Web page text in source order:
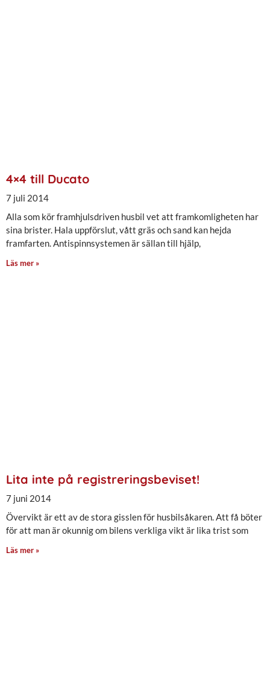
4×4 till Ducato
7 juli 2014
Alla som kör framhjulsdriven husbil vet att framkomligheten har
sina brister. Hala uppförslut, vått gräs och sand kan hejda
framfarten. Antispinnsystemen är sällan till hjälp,
Läs mer »
Lita inte på registreringsbeviset!
7 juni 2014
Övervikt är ett av de stora gisslen för husbilsåkaren. Att få böter
för att man är okunnig om bilens verkliga vikt är lika trist som
Läs mer »